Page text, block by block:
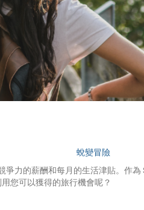
旅行療法可以成為人跡罕至的職
開始使用 ›
蛻變冒險
力的薪酬和每月的生活津貼。作
您可以獲得的旅行機會呢？